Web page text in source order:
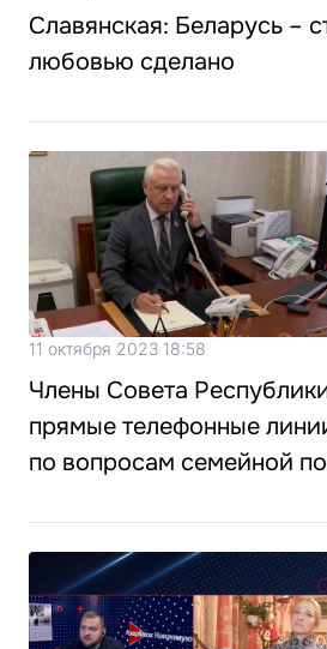
Славянская: Беларусь –
любовью сделано
11 октября 2023 18:58
Члены Совета
прямые телефонные
по вопросам семейной